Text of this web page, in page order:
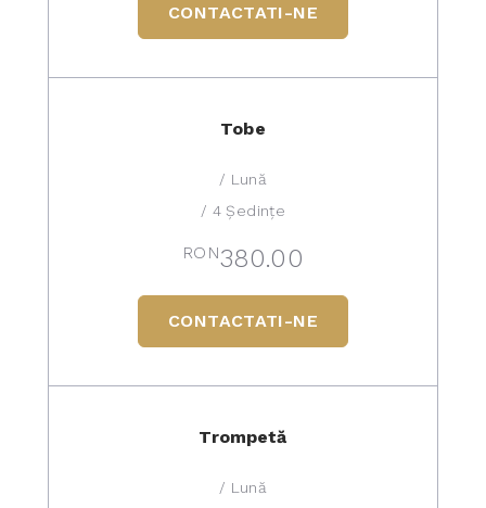
CONTACTATI-NE
Tobe
/ Lună
/ 4 Ședințe
RON380.00
CONTACTATI-NE
Trompetă
/ Lună